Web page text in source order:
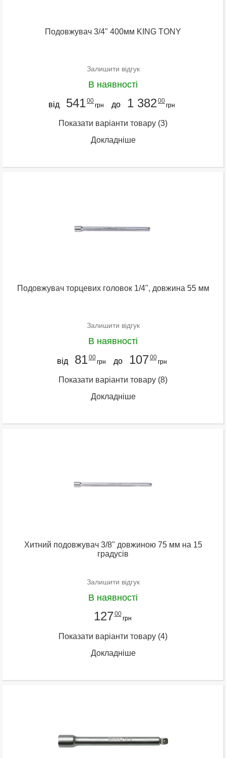
Подовжувач 3/4" 400мм KING TONY
Залишити відгук
В наявності
від 54100
грн до 1 382 00
грн
Показати варіанти товару (3)
Докладніше
Подовжувач торцевих головок 1/4", довжина 55 мм
Залишити відгук
В наявності
від 8100
грн до 10700
грн
Показати варіанти товару (8)
Докладніше
Хитний подовжувач 3/8" довжиною 75 мм на 15
градусів
Залишити відгук
В наявності
12700
грн
Показати варіанти товару (4)
Докладніше